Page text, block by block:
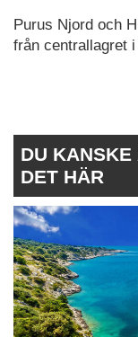
Purus Njord och
från centrallagret
DU
DET HÄR